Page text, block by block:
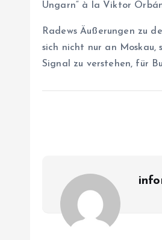
Ungarn“ à la Viktor
Radews Äußerungen zu
sich nicht nur an Moskau,
Signal zu verstehen, für